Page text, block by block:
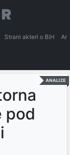
Strani akteri o BiH
ANALIZE
pod